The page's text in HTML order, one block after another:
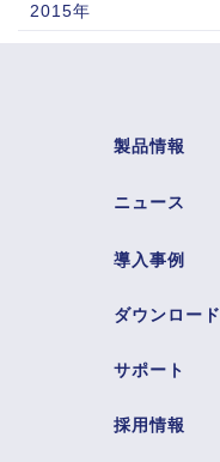
2015年
製品情報
ニュース
導入事例
ダウンロード
サポート
採用情報